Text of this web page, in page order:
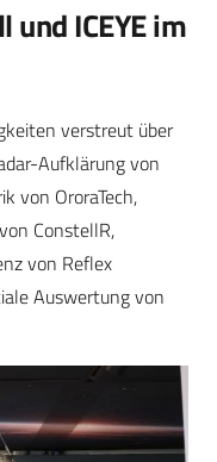
ICEYE im
verstreut über
Aufklärung von
von OroraTech,
ConstellR,
von Reflex
Auswertung von